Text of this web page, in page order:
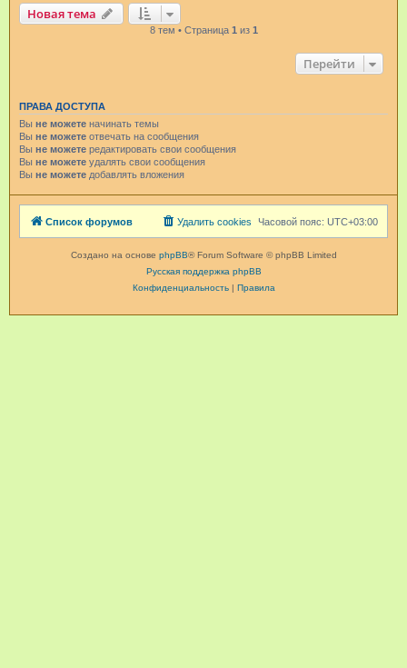
Новая тема
8 тем • Страница 1 из 1
Перейти
ПРАВА ДОСТУПА
Вы не можете начинать темы
Вы не можете отвечать на сообщения
Вы не можете редактировать свои сообщения
Вы не можете удалять свои сообщения
Вы не можете добавлять вложения
Список форумов Часовой пояс: UTC+03:00
Удалить cookies
Создано на основе phpBB® Forum Software © phpBB Limited
Русская поддержка phpBB
Конфиденциальность| Правила